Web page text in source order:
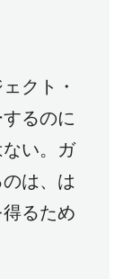
クト・
るのに
い。ガ
は、は
るため